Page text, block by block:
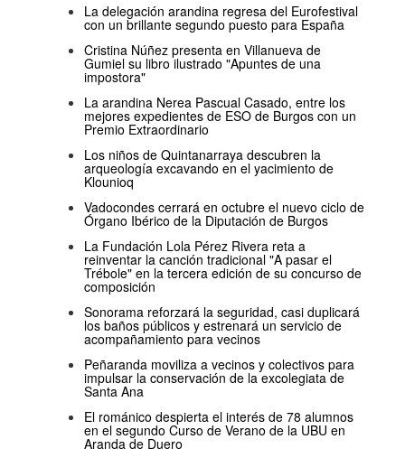
La delegación arandina regresa del Eurofestival
con un brillante segundo puesto para España
Cristina Núñez presenta en Villanueva de
Gumiel su libro ilustrado "Apuntes de una
impostora"
La arandina Nerea Pascual Casado, entre los
mejores expedientes de ESO de Burgos con un
Premio Extraordinario
Los niños de Quintanarraya descubren la
arqueología excavando en el yacimiento de
Klounioq
Vadocondes cerrará en octubre el nuevo ciclo de
Órgano Ibérico de la Diputación de Burgos
La Fundación Lola Pérez Rivera reta a
reinventar la canción tradicional "A pasar el
Trébole" en la tercera edición de su concurso de
composición
Sonorama reforzará la seguridad, casi duplicará
los baños públicos y estrenará un servicio de
acompañamiento para vecinos
Peñaranda moviliza a vecinos y colectivos para
impulsar la conservación de la excolegiata de
Santa Ana
El románico despierta el interés de 78 alumnos
en el segundo Curso de Verano de la UBU en
Aranda de Duero